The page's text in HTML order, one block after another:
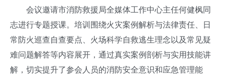
会议邀请市消防救援局全媒体工作中心主任何健枫同
志进行专题授课。培训围绕火灾案例解析与法律责任、日
常防火巡查自查要点、火场科学自救逃生理念以及常见疑
难问题解答等内容展开，通过真实案例剖析与实用技能讲
解，切实提升了参会人员的消防安全意识和应急管理能